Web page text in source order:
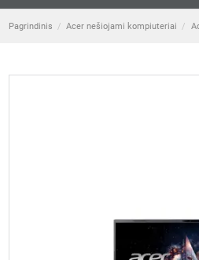
Pagrindinis Acer nešiojami kompiuteriai